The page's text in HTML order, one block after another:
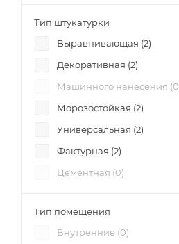
Тип штукатурки
Выравнивающая (2)
Декоративная (2)
Машинного нанесения (0
Морозостойкая (2)
Универсальная (2)
Фактурная (2)
Цементная (0)
Тип помещения
Внутренние (0)